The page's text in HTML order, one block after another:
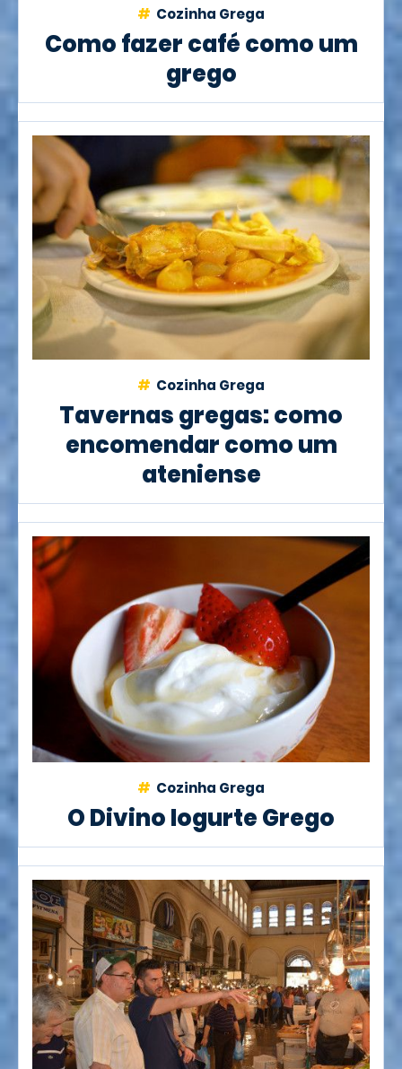
Cozinha Grega
Como fazer café como um
grego
Cozinha Grega
Tavernas gregas: como
encomendar como um
ateniense
Cozinha Grega
O Divino Iogurte Grego